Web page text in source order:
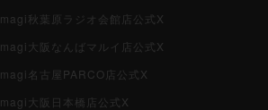
magi秋葉原ラジオ会館店公式X
magi大阪なんばマルイ店公式X
magi名古屋PARCO店公式X
magi大阪日本橋店公式X